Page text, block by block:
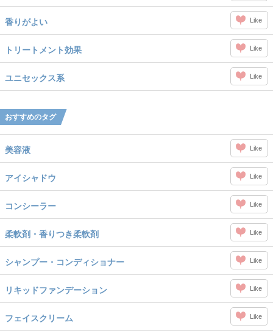
香りがよい Like
トリートメント効果 Like
ユニセックス系 Like
おすすめのタグ
美容液 Like
アイシャドウ Like
コンシーラー Like
柔軟剤・香りつき柔軟剤 Like
シャンプー・コンディショナー Like
リキッドファンデーション Like
フェイスクリーム Like